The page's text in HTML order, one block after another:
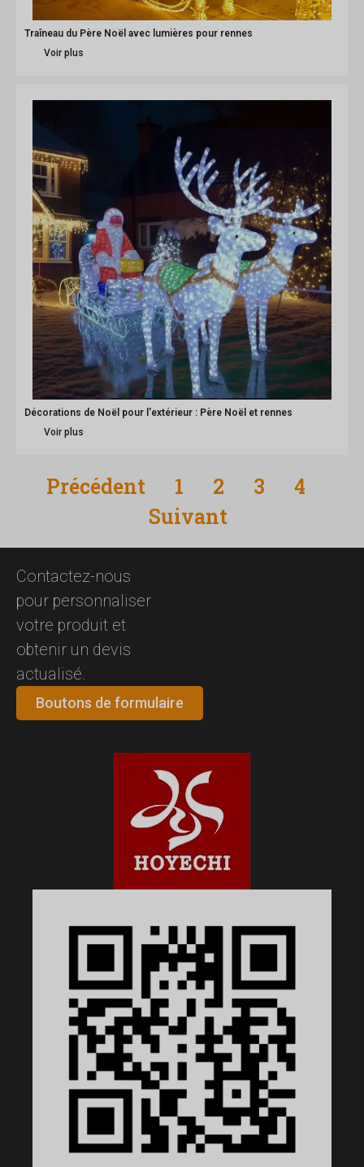
Traîneau du Père Noël avec lumières pour rennes
Voir plus
Décorations de Noël pour l'extérieur : Père Noël et rennes
Voir plus
Précédent 1 2 3
4
Suivant
Contactez-nous
pour personnaliser
votre produit et
obtenir un devis
actualisé.
Boutons de formulaire